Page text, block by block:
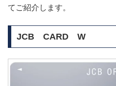
てご紹介します。
JCB CARD W